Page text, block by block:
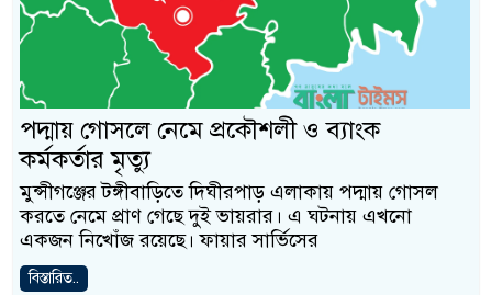
পদ্মায় গোসলে নেমে প্রকৌশলী ও ব্যাংক
কর্মকর্তার মৃত্যু
মুন্সীগঞ্জের টঙ্গীবাড়িতে দিঘীরপাড় এলাকায় পদ্মায় গোসল
করতে নেমে প্রাণ গেছে দুই ভায়রার। এ ঘটনায় এখনো
একজন নিখোঁজ রয়েছে। ফায়ার সার্ভিসের
বিস্তারিত..